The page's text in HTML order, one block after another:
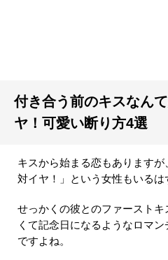
付き合う前のキスなん
ヤ！可愛い断り方4選
キスから始まる恋もあります
対イヤ！」という女性もいるは
せっかくの彼とのファースト
くて記念日になるようなロマ
ですよね。